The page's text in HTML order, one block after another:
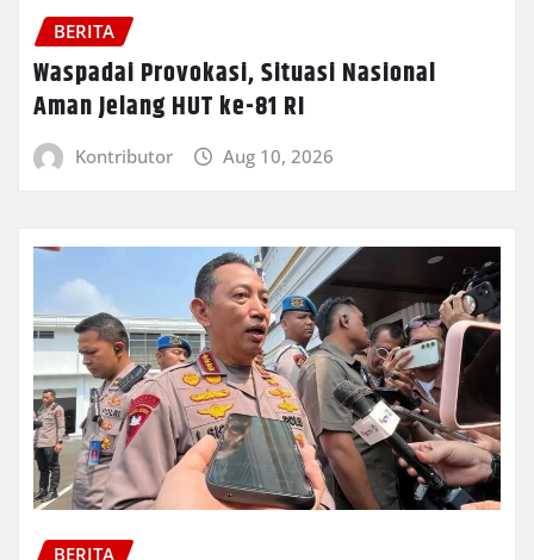
BERITA
Waspadai Provokasi, Situasi Nasional
Aman Jelang HUT ke-81 RI
Kontributor Aug 10, 2026
BERITA